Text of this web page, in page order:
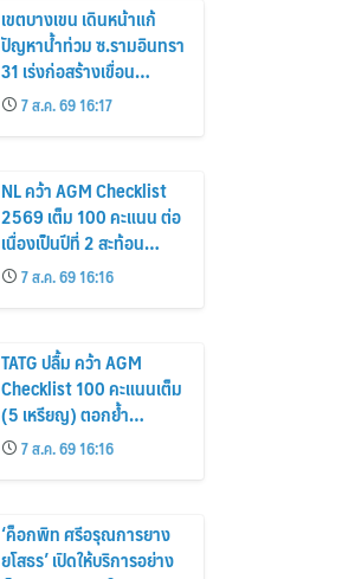
เขตบางเขน เดินหน้าแก้
ปัญหาน้ำท่วม ซ.รามอินทรา
31 เร่งก่อสร้างเขื่อน
คอนกรีต-เพิ่มประสิทธิภาพ
ระบายน้ำคาดแล้วเสร็จ
พ.ค. 70
7 ส.ค. 69 16:17
NL คว้า AGM Checklist
2569 เต็ม 100 คะแนน ต่อ
เนื่องเป็นปีที่ 2 สะท้อน
มาตรฐานธรรมาภิบาล และ
การกำกับดูแลกิจการที่ดี
7 ส.ค. 69 16:16
TATG ปลื้ม คว้า AGM
Checklist 100 คะแนนเต็ม
(5 เหรียญ) ตอกย้ำ
มาตรฐานกำกับดูแลกิจการ
ที่ดี
7 ส.ค. 69 16:16
‘ค็อกพิท ศรีอรุณการยาง
ยโสธร’ เปิดให้บริการอย่าง